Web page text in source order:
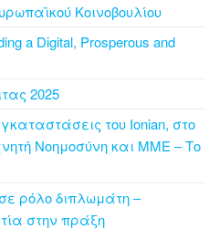
Κοινοβουλίου
a Digital, Prosperous and
2025
του Ionian, στο
Νοημοσύνη και ΜΜΕ – Το
ρόλο διπλωμάτη –
στην πράξη